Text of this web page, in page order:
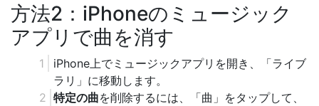
方法2：iPhoneのミュージック
アプリで曲を消す
iPhone上でミュージックアプリを開き、「ライブ
ラリ」に移動します。
特定の曲を削除するには、「曲」をタップして、